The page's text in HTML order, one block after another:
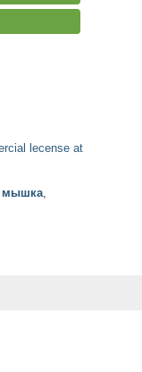
lecense at
мышка,